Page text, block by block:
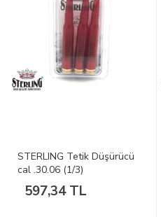
STERLING Tetik Düşürücü
cal .30.06 (1/3)
597,34 TL